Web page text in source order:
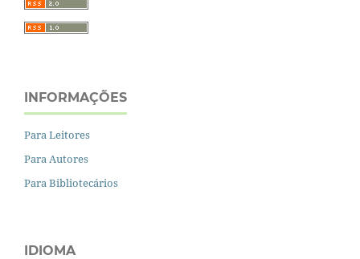
INFORMAÇÕES
Para Leitores
Para Autores
Para Bibliotecários
IDIOMA